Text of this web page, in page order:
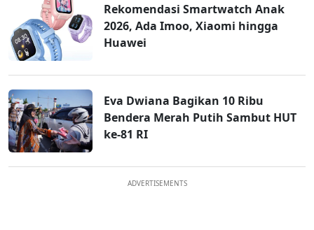
Rekomendasi Smartwatch Anak
2026, Ada Imoo, Xiaomi hingga
Huawei
Eva Dwiana Bagikan 10 Ribu
Bendera Merah Putih Sambut HUT
ke-81 RI
ADVERTISEMENTS